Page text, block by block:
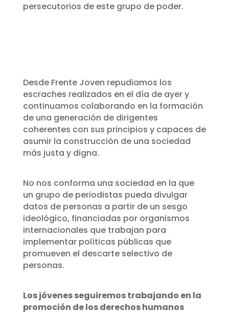
persecutorios de este grupo de poder.
Desde Frente Joven repudiamos los
escraches realizados en el día de ayer y
continuamos colaborando en la formación
de una generación de dirigentes
coherentes con sus principios y capaces de
asumir la construcción de una sociedad
más justa y digna.
No nos conforma una sociedad en la que
un grupo de periodistas pueda divulgar
datos de personas a partir de un sesgo
ideológico, financiadas por organismos
internacionales que trabajan para
implementar políticas públicas que
promueven el descarte selectivo de
personas.
Los jóvenes seguiremos trabajando en la
promoción de los derechos humanos